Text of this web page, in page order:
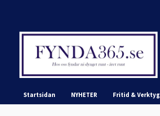
Startsidan NYHETER Fritid & Verktyg